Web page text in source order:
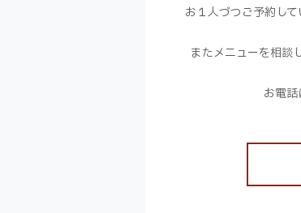
お１人づつご予約し
またメニューを相談
お電話